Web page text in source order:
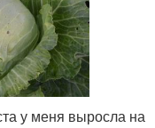
у меня выросла на